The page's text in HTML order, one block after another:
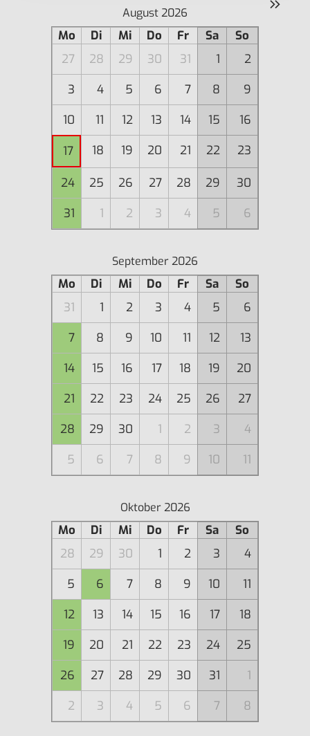
August 2026
Mo Di Mi Do Fr Sa
So
27
28 29 30 31 1
2
3
4 5 6 7 8
9
10
11 12 13 14 15
16
17
18 19 20 21 22 23
24 25 26 27 28 29
30
31
1 2 3 4 5 6
September 2026
Mo Di Mi Do Fr Sa
So
31
1 2 3 4 5
6
7
8 9 10 11 12
13
14
15 16 17 18 19
20
21
22 23 24 25 26
27
28
29 30 1 2 3
4
5
6 7 8 9 10 11
Oktober 2026
Mo Di Mi Do Fr Sa
So
28
29 30 1 2 3
4
5
6 7 8 9 10
11
12
13 14 15 16 17
18
19
20 21 22 23 24
25
26
27 28 29 30 31
1
2
3 4 5 6 7 8